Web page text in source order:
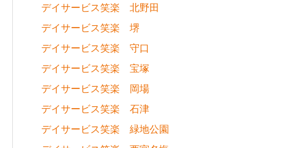
デイサービス笑楽 北野田
デイサービス笑楽 堺
デイサービス笑楽 守口
デイサービス笑楽 宝塚
デイサービス笑楽 岡場
デイサービス笑楽 石津
デイサービス笑楽 緑地公園